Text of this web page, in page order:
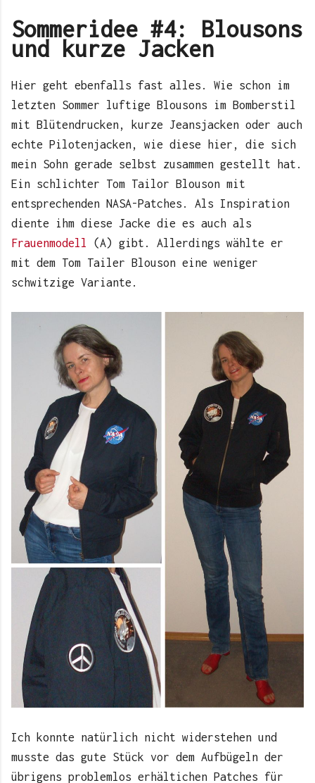
Sommeridee #4: Blousons
und kurze Jacken
Hier geht ebenfalls fast alles. Wie schon im
letzten Sommer luftige Blousons im Bomberstil
mit Blütendrucken, kurze Jeansjacken oder auch
echte Pilotenjacken, wie diese hier, die sich
mein Sohn gerade selbst zusammen gestellt hat.
Ein schlichter Tom Tailor Blouson mit
entsprechenden NASA-Patches. Als Inspiration
diente ihm diese Jacke die es auch als
Frauenmodell (A) gibt. Allerdings wählte er
mit dem Tom Tailer Blouson eine weniger
schwitzige Variante.
Ich konnte natürlich nicht widerstehen und
musste das gute Stück vor dem Aufbügeln der
übrigens problemlos erhältichen Patches für